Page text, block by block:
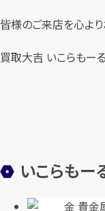
皆様のご来店を心より
買取大吉 いこらもー
いこらも